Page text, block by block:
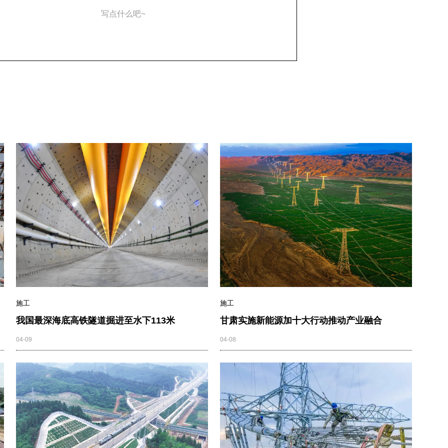
写点什么吧~
施工
我国最深海底高铁隧道掘进至水下113米
04-09
施工
甘肃实施新能源加十大行动推动产业融合
04-08